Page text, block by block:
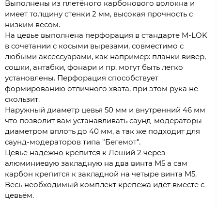
Выполнены из плетёного карбонового волокна и
имеет толщину стенки 2 мм, высокая прочность с
низким весом.
На цевье выполнена перфорация в стандарте M-LOK
в сочетании с косыми вырезами, совместимо с
любыми аксессуарами, как например: планки вивер,
сошки, антабки, фонари и пр. могут быть легко
установлены. Перфорация способствует
формированию отличного хвата, при этом рука не
скользит.
Наружный диаметр цевья 50 мм и внутренний 46 мм
что позволит вам устанавливать саунд-модераторы
диаметром вплоть до 40 мм, а так же подходит для
саунд-модераторов типа "Бегемот".
Цевьё надёжно крепится к Леший 2 через
алюминиевую закладную на два винта M5 а сам
карбон крепится к закладной на четыре винта M5.
Весь необходимый комплект крепежа идёт вместе с
цевьём.